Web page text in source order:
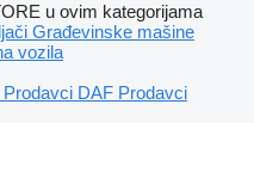
u ovim kategorijama
Građevinske mašine
vozila
Prodavci DAF Prodavci